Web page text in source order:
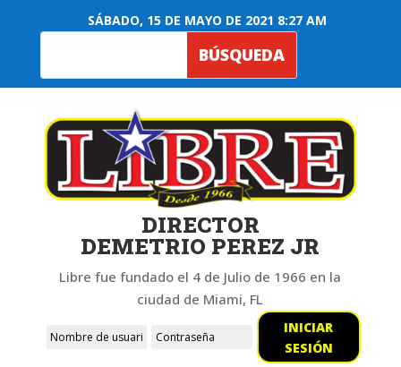
SÁBADO, 15 DE MAYO DE 2021 8:27 AM
DIRECTOR
DEMETRIO PEREZ JR
Libre fue fundado el 4 de Julio de 1966 en la
ciudad de Miami, FL
INICIAR
SESIÓN